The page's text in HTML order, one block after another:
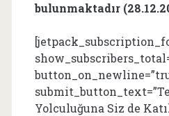
bulunmaktadır
Yolculuğuna Siz de